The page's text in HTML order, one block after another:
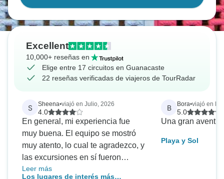
Excellent
10,000+ reseñas en
Elige entre 17 circuitos en Guanacaste
22 reseñas verificadas de viajeros de TourRadar
S Sheena•viajó en Julio, 2026
4.0
En general, mi experiencia fue
muy buena. El equipo se mostró
muy atento, lo cual te agradezco, y
las excursiones en sí fueron
excelentes. La excursión para ver
Leer más
Los lugares de interés más
B Bora•viajó en
5.0
Una gran
Playa y Sol